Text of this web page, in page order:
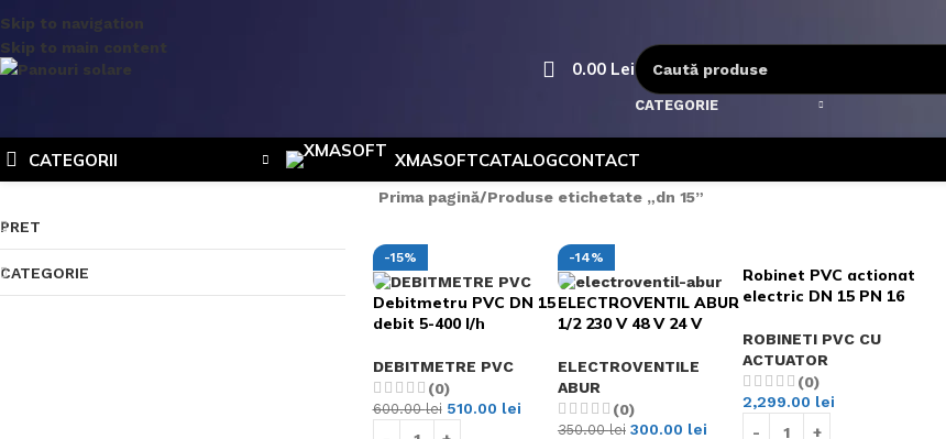
Skip to navigation
Skip to main content
0.00 Lei
CATEGORIE
CATEGORII XMASOFTCATALOGCONTACT
PRET
CATEGORIE
Prima pagină Produse etichetate „dn 15”
-15%
Debitmetru PVC DN 15
debit 5-400 l/h
DEBITMETRE PVC
(0)
600.00lei 510.00 lei
-14%
ELECTROVENTIL ABUR
1/2 230 V 48 V 24 V
ELECTROVENTILE
ABUR
(0)
350.00lei 300.00 lei
Robinet PVC actionat
electric DN 15 PN 16
ROBINETI PVC CU
ACTUATOR
(0)
2,299.00 lei